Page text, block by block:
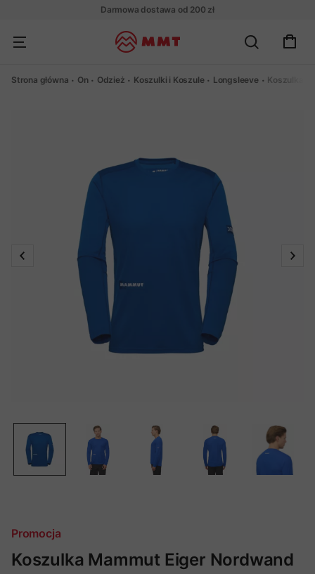
Darmowa dostawa od 200 zł
Strona główna On Odzież Koszulki i Koszule Longsleeve Koszulka
Promocja
Koszulka Mammut Eiger Nordwand